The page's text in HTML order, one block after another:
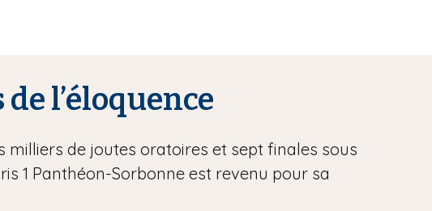
l’éloquence
milliers de joutes oratoires et sept finales sous
1 Panthéon-Sorbonne est revenu pour sa